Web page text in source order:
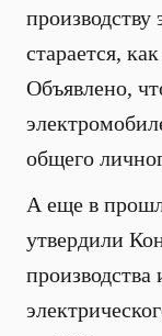
старается,
Объявлено,
общего
А еще в
утвердили